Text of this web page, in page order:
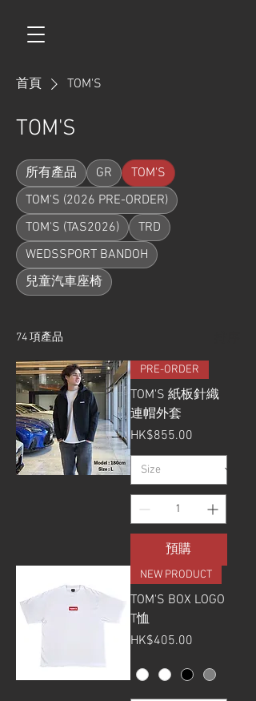
首頁 TOM'S
TOM'S
所有產品 GR
TOM'S
TOM'S (2026 PRE-ORDER)
TOM'S (TAS2026)
TRD
WEDSSPORT BANDOH
兒童汽車座椅
74 項產品
PRE-ORDER
TOM'S 紙板針織
連帽外套
價格
HK$855.00
預購
NEW PRODUCT
TOM'S BOX LOGO
T恤
價格
HK$405.00